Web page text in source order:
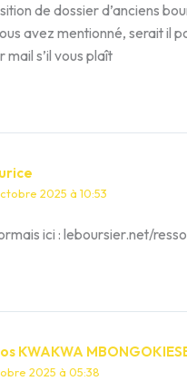
de dossier d’anciens
avez mentionné, serait il
mail s’il vous plaît
2025 à 10:53
ici : leboursier.net/
KWAKWA
2025 à 05:38